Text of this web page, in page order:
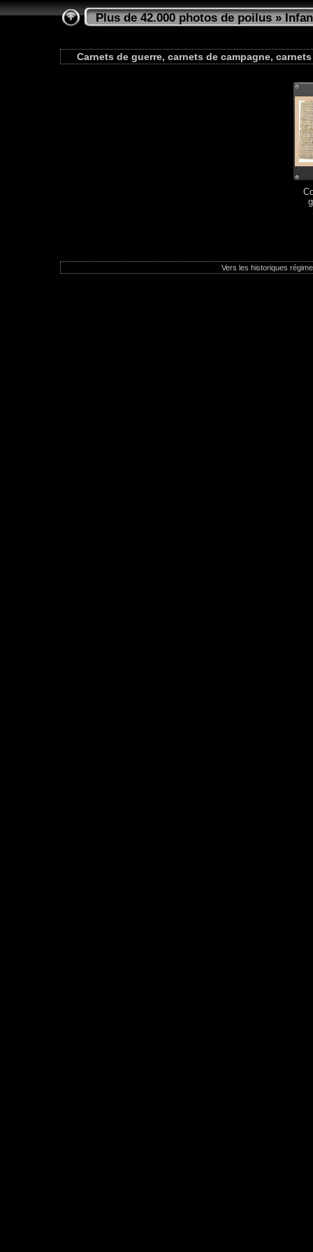
Plus de 42.000 photos de poilus»
Carnets de guerre, carnets de campagne,
Vers les historiques